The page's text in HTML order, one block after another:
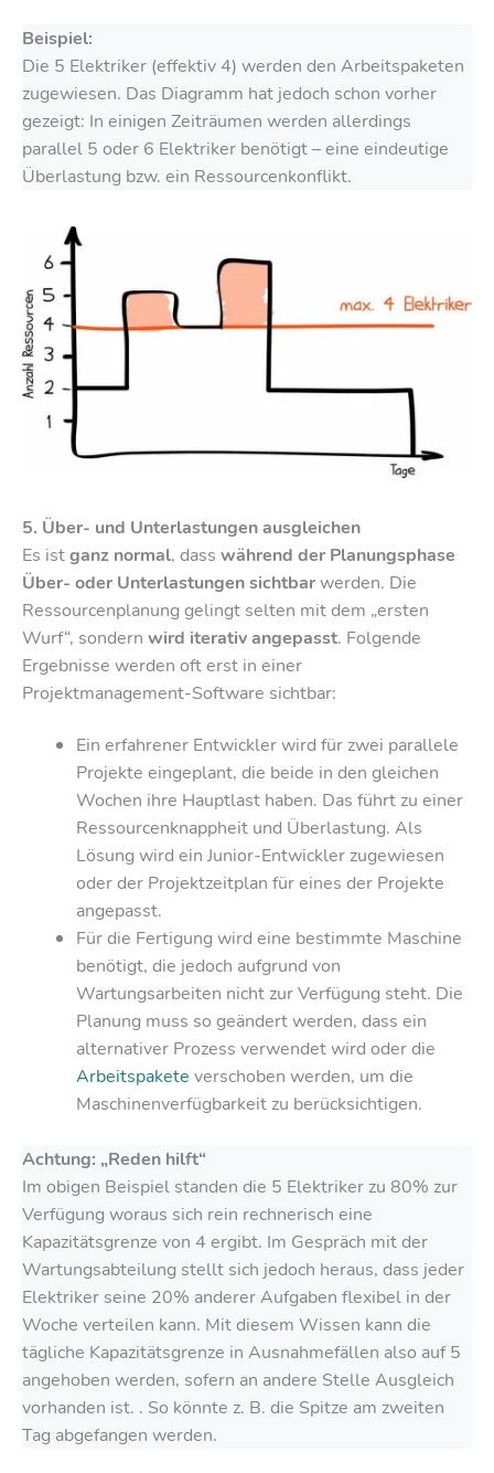
Beispiel:
Die 5 Elektriker (effektiv 4) werden den Arbeitspaketen
zugewiesen. Das Diagramm hat jedoch schon vorher
gezeigt: In einigen Zeiträumen werden allerdings
parallel 5 oder 6 Elektriker benötigt – eine eindeutige
Überlastung bzw. ein Ressourcenkonflikt.
5. Über- und Unterlastungen ausgleichen
Es istganz normal, dass während der Planungsphase
Über- oder Unterlastungen sichtbarwerden. Die
Ressourcenplanung gelingt selten mit dem „ersten
Wurf“, sondern wird iterativ angepasst. Folgende
Ergebnisse werden oft erst in einer
Projektmanagement-Software sichtbar:
Ein erfahrener Entwickler wird für zwei parallele
Projekte eingeplant, die beide in den gleichen
Wochen ihre Hauptlast haben. Das führt zu einer
Ressourcenknappheit und Überlastung. Als
Lösung wird ein Junior-Entwickler zugewiesen
oder der Projektzeitplan für eines der Projekte
angepasst.
Für die Fertigung wird eine bestimmte Maschine
benötigt, die jedoch aufgrund von
Wartungsarbeiten nicht zur Verfügung steht. Die
Planung muss so geändert werden, dass ein
alternativer Prozess verwendet wird oder die
Arbeitspakete verschoben werden, um die
Maschinenverfügbarkeit zu berücksichtigen.
Achtung: „Reden hilft“
Im obigen Beispiel standen die 5 Elektriker zu 80% zur
Verfügung woraus sich rein rechnerisch eine
Kapazitätsgrenze von 4 ergibt. Im Gespräch mit der
Wartungsabteilung stellt sich jedoch heraus, dass jeder
Elektriker seine 20% anderer Aufgaben flexibel in der
Woche verteilen kann. Mit diesem Wissen kann die
tägliche Kapazitätsgrenze in Ausnahmefällen also auf 5
angehoben werden, sofern an andere Stelle Ausgleich
vorhanden ist. . So könnte z. B. die Spitze am zweiten
Tag abgefangen werden.